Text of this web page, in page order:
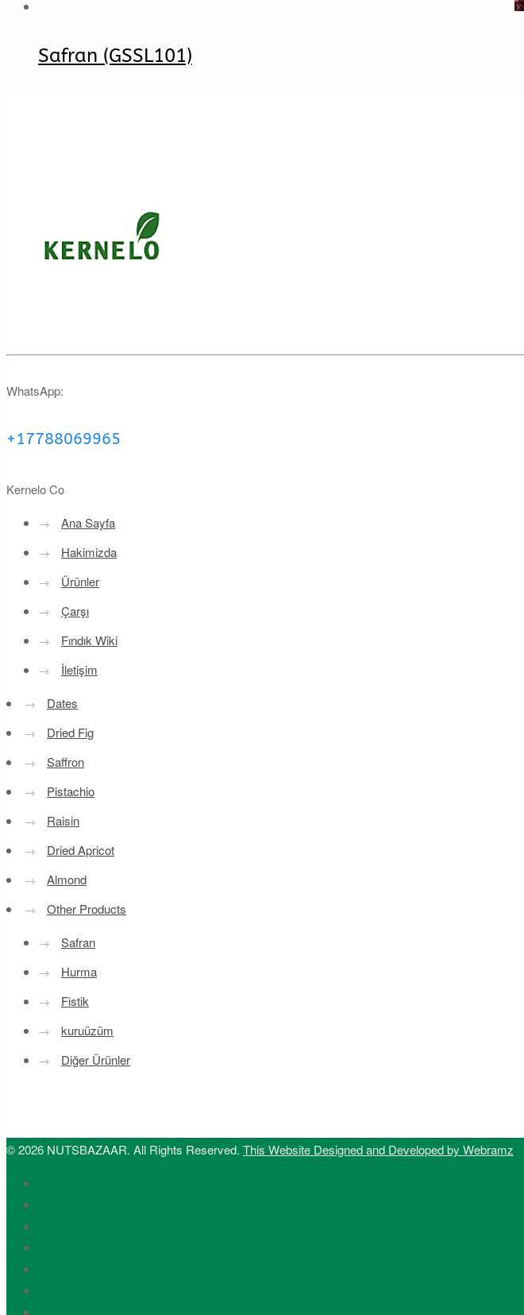
Safran (GSSL101)
WhatsApp:
+17788069965
Kernelo Co
→
Ana Sayfa
→
Hakimizda
→
Ürünler
→
Çarşı
→
Fındık Wiki
→
İletişim
→
Dates
→
Dried Fig
→
Saffron
→
Pistachio
→
Raisin
→
Dried Apricot
→
Almond
→
Other Products
→
Safran
→
Hurma
→
Fistik
→
kuruüzüm
→
Diğer Ürünler
© 2026 NUTSBAZAAR. All Rights Reserved. This Website Designed and Developed by Webramz